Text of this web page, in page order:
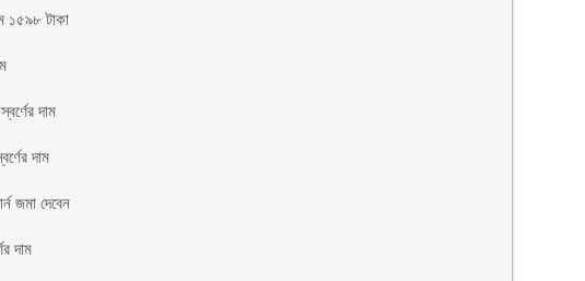
১৫৯৮ টাকা
দাম
দাম
জমা দেবেন
দাম